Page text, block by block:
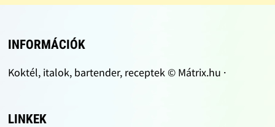
INFORMÁCIÓK
Koktél, italok, bartender, receptek © Mátrix.hu ·
LINKEK